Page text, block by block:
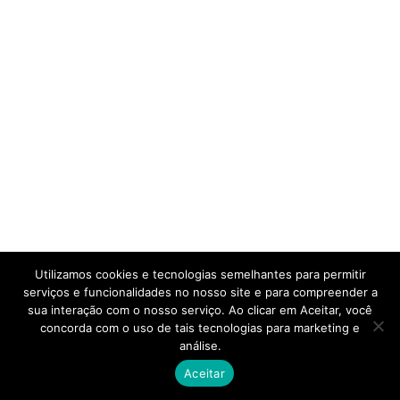
Utilizamos cookies e tecnologias semelhantes para permitir
serviços e funcionalidades no nosso site e para compreender a
sua interação com o nosso serviço. Ao clicar em Aceitar, você
concorda com o uso de tais tecnologias para marketing e
análise.
Aceitar